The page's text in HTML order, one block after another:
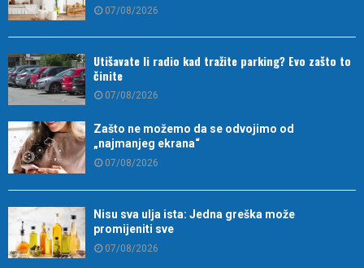
07/08/2026
Utišavate li radio kad tražite parking? Evo zašto to
činite
07/08/2026
Zašto ne možemo da se odvojimo od
„najmanjeg ekrana“
07/08/2026
Nisu sva ulja ista: Jedna greška može
promijeniti sve
07/08/2026